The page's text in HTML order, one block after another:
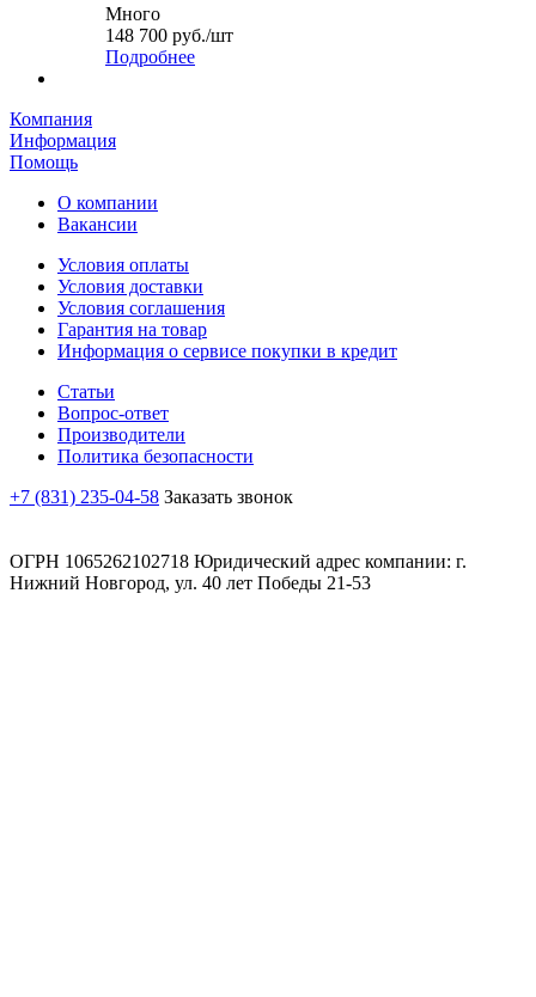
Много
148 700 руб./шт
Подробнее
Компания
Информация
Помощь
О компании
Вакансии
Условия оплаты
Условия доставки
Условия соглашения
Гарантия на товар
Информация о сервисе покупки в кредит
Статьи
Вопрос-ответ
Производители
Политика безопасности
+7 (831) 235-04-58 Заказать звонок
ОГРН 1065262102718 Юридический адрес компании: г.
Нижний Новгород, ул. 40 лет Победы 21-53